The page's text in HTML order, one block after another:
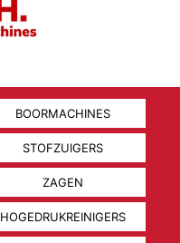
BOORMACHINES
STOFZUIGERS
ZAGEN
HOGEDRUKREINIGERS